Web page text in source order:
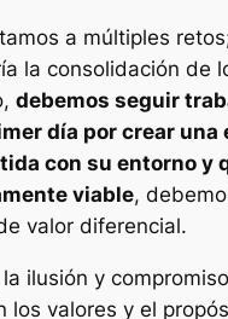
a múltiples
la consolidación de
debemos seguir
día por crear una
con su entorno y
viable,
valor diferencial.
ilusión y
los valores y el